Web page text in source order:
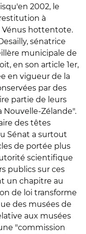
2002, le
à
Vénus hottentote.
sénatrice
municipale de
en son article 1er,
en vigueur de la
par des
partie de leurs
Nouvelle-Zélande".
des têtes
Sénat a surtout
de portée plus
scientifique
publics sur ces
un chapitre au
de loi transforme
des musées de
aux musées
"commission